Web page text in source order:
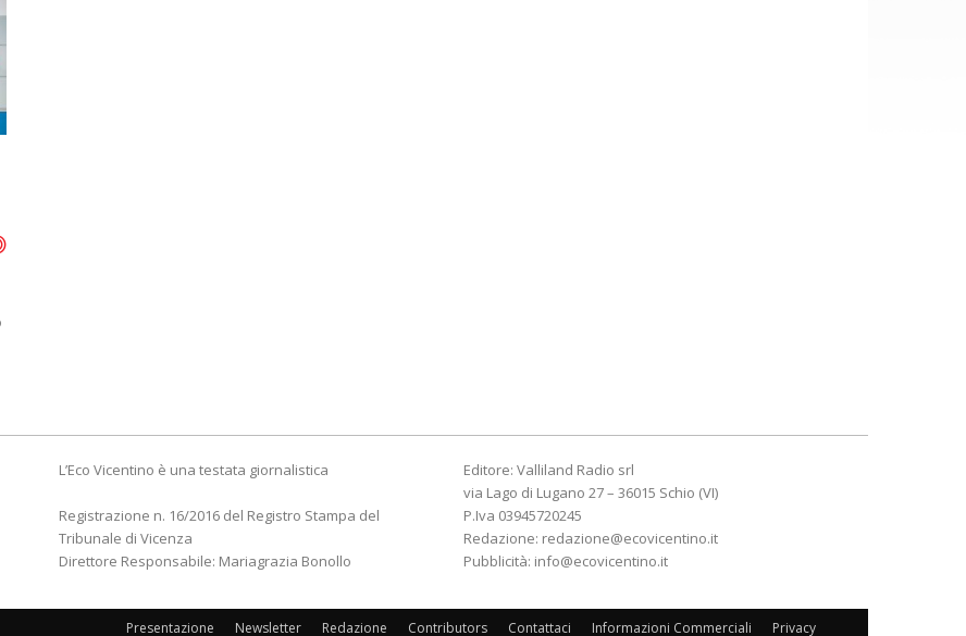
L’Eco Vicentino è una testata giornalistica
Registrazione n. 16/2016 del Registro Stampa del
Tribunale di Vicenza
Direttore Responsabile: Mariagrazia Bonollo
Editore: Valliland Radio srl
via Lago di Lugano 27 – 36015 Schio (VI)
P.Iva 03945720245
Redazione: redazione@ecovicentino.it
Pubblicità: info@ecovicentino.it
Presentazione Newsletter Redazione Contributors Contattaci Informazioni Commerciali Privacy